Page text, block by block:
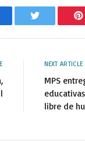
Twitter
NEXT ARTICLE
MPS
libre de